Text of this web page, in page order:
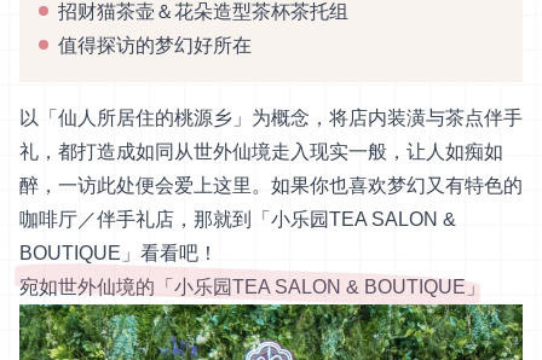
招财猫茶壶＆花朵造型茶杯茶托组
值得探访的梦幻好所在
以「仙人所居住的桃源乡」为概念，将店内装潢与茶点伴手
礼，都打造成如同从世外仙境走入现实一般，让人如痴如
醉，一访此处便会爱上这里。如果你也喜欢梦幻又有特色的
咖啡厅／伴手礼店，那就到「小乐园TEA SALON &
BOUTIQUE」看看吧！
宛如世外仙境的「小乐园TEA SALON & BOUTIQUE」